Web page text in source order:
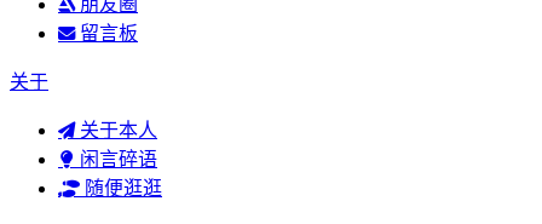
留言板
关于
关于本人
闲言碎语
随便逛逛